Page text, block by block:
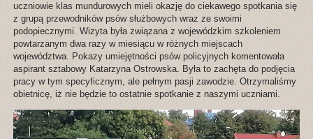
uczniowie klas mundurowych mieli okazję do ciekawego spotkania się
z grupą przewodników psów służbowych wraz ze swoimi
podopiecznymi. Wizyta była związana z wojewódzkim szkoleniem
powtarzanym dwa razy w miesiącu w różnych miejscach
województwa. Pokazy umiejętności psów policyjnych komentowała
aspirant sztabowy Katarzyna Ostrowska. Była to zachęta do podjęcia
pracy w tym specyficznym, ale pełnym pasji zawodzie. Otrzymaliśmy
obietnicę, iż nie będzie to ostatnie spotkanie z naszymi uczniami.